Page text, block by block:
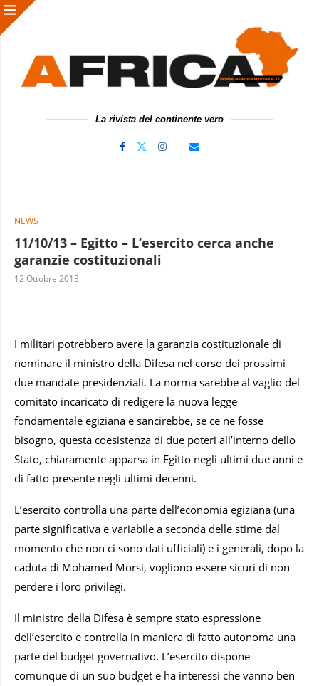
La rivista del continente vero
NEWS
11/10/13 – Egitto – L’esercito cerca anche
garanzie costituzionali
12 Ottobre 2013
I militari potrebbero avere la garanzia costituzionale di
nominare il ministro della Difesa nel corso dei prossimi
due mandate presidenziali. La norma sarebbe al vaglio del
comitato incaricato di redigere la nuova legge
fondamentale egiziana e sancirebbe, se ce ne fosse
bisogno, questa coesistenza di due poteri all’interno dello
Stato, chiaramente apparsa in Egitto negli ultimi due anni e
di fatto presente negli ultimi decenni.
L’esercito controlla una parte dell’economia egiziana (una
parte significativa e variabile a seconda delle stime dal
momento che non ci sono dati ufficiali) e i generali, dopo la
caduta di Mohamed Morsi, vogliono essere sicuri di non
perdere i loro privilegi.
Il ministro della Difesa è sempre stato espressione
dell’esercito e controlla in maniera di fatto autonoma una
parte del budget governativo. L’esercito dispone
comunque di un suo budget e ha interessi che vanno ben